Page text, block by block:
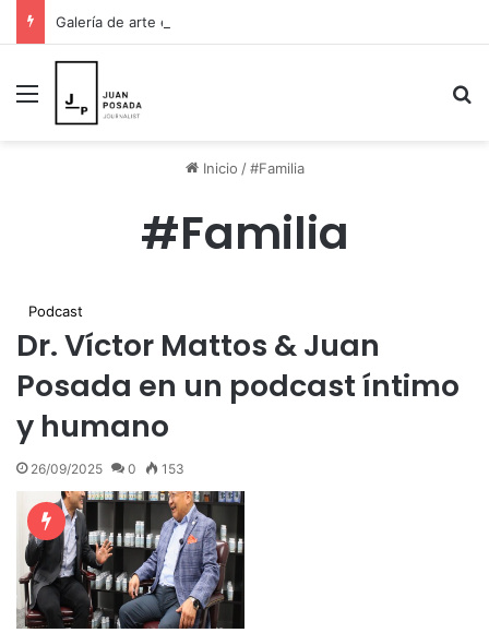
Menú
Inicio / #Familia
#Familia
Podcast
Dr. Víctor Mattos & Juan
Posada en un podcast íntimo
y humano
26/09/2025 0 153